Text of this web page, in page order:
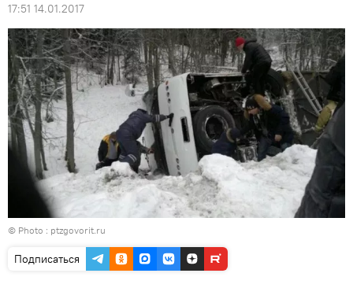
17:51 14.01.2017
© Photo : ptzgovorit.ru
Подписаться